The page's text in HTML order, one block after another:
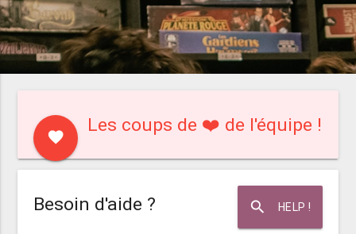
favorite
Les coups de ❤️ de l'équipe !
search HELP !
Besoin d'aide ?